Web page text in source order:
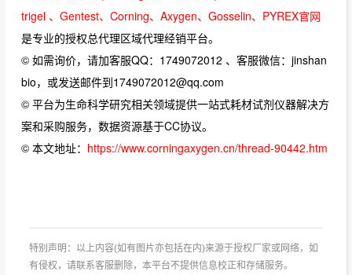
trigel 、Gentest、Corning、Axygen、Gosselin、PYREX官网
是专业的授权总代理区域代理经销平台。
© 如需询价，请加客服QQ：1749072012 、客服微信：jinshan
bio，或发送邮件到1749072012@qq.com
© 平台为生命科学研究相关领域提供一站式耗材试剂仪器解决方
案和采购服务，数据资源基于CC协议。
© 本文地址： https://www.corningaxygen.cn/thread-90442.htm
特别声明：以上内容(如有图片亦包括在内)来源于授权厂家或网络，如
有侵权，请联系客服删除，本平台不提供信息校正和存储服务。